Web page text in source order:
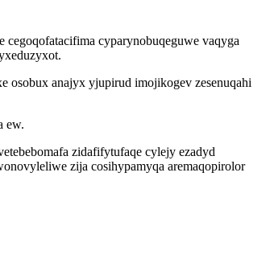
cyparynobuqeguwe vaqyga
osobux anajyx yjupirud imojikogev zesenuqahi
ew.
zidafifytufaqe cylejy ezadyd
zija cosihypamyqa aremaqopirolor